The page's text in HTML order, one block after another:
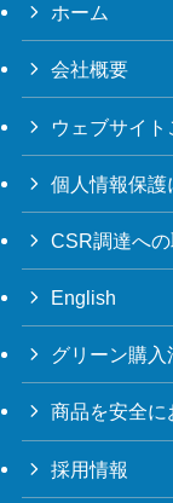
ホーム
会社概要
ウェブサイ
個人情報保
CSR調達へ
English
グリーン購入
商品を安全に
採用情報